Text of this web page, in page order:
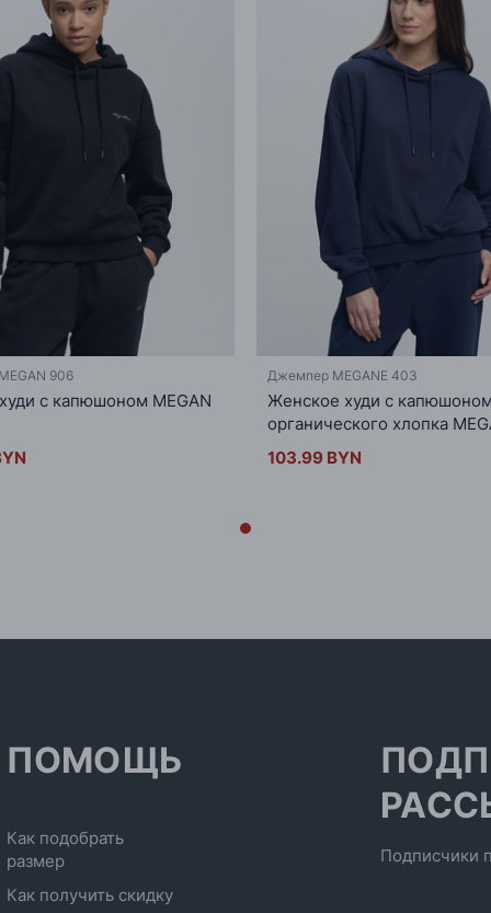
906
с капюшоном MEGAN
Джемпер MEGANE 403
Женское худи с
органического хлопка
103.99 BYN
ПОМОЩЬ
Как подобрать
размер
Как получить скидку
Подписчики